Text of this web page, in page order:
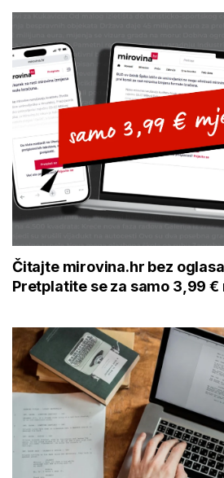
Čitajte mirovina.hr bez
Pretplatite se za samo 3,99 €